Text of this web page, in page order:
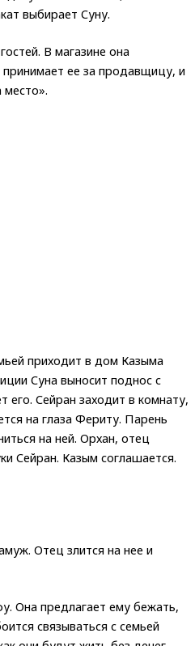
выбирает Суну.
В магазине она
ее за продавщицу, и
место».
приходит в дом Казыма
Суна выносит поднос с
его. Сейран заходит в комнату,
на глаза Фериту. Парень
на ней. Орхан, отец
Сейран. Казым соглашается.
Отец злится на нее и
Она предлагает ему бежать,
связываться с семьей